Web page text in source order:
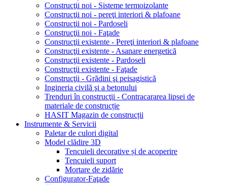
Construcţii noi - Sisteme termoizolante
Construcţii noi - pereţi interiori & plafoane
Construcţii noi - Pardoseli
Construcţii noi - Faţade
Construcţii existente - Pereţi interiori & plafoane
Construcţii existente - Asanare energetică
Construcţii existente - Pardoseli
Construcţii existente - Faţade
Construcţii - Grădini şi peisagistică
Ingineria civilă şi a betonului
Trenduri în construcţii - Contracararea lipsei de
materiale de construcție
HASIT Magazin de construcții
Instrumente & Servicii
Paletar de culori digital
Model clădire 3D
Tencuieli decorative și de acoperire
Tencuieli suport
Mortare de zidărie
Configurator-Faţade